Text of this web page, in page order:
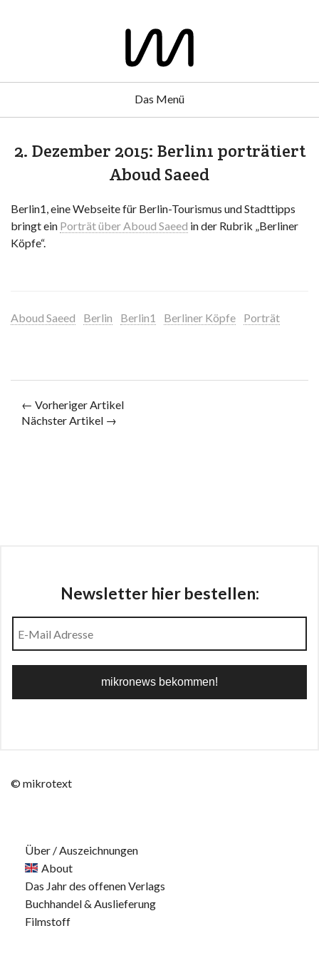
Das Menü
2. Dezember 2015: Berlin1 porträtiert
Aboud Saeed
Berlin1, eine Webseite für Berlin-Tourismus und Stadttipps
bringt ein Porträt über Aboud Saeed in der Rubrik „Berliner
Köpfe“.
Aboud Saeed Berlin Berlin1 Berliner Köpfe Porträt
← Vorheriger Artikel
Nächster Artikel →
Newsletter hier bestellen:
© mikrotext
Über / Auszeichnungen
About
Das Jahr des offenen Verlags
Buchhandel & Auslieferung
Filmstoff